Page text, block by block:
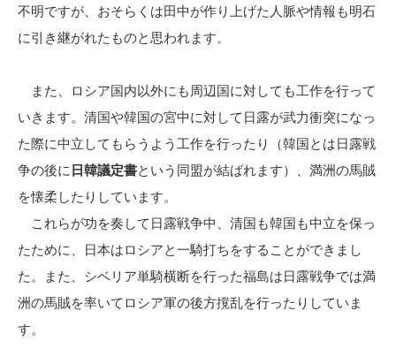
不明ですが、おそらくは田中が作り上げた人脈や情報も明石
に引き継がれたものと思われます。
また、ロシア国内以外にも周辺国に対しても工作を行って
いきます。清国や韓国の宮中に対して日露が武力衝突になっ
た際に中立してもらうよう工作を行ったり（韓国とは日露戦
争の後に 日韓議定書という同盟が結ばれます）、満洲の馬賊
を懐柔したりしています。
これらが功を奏して日露戦争中、清国も韓国も中立を保っ
たために、日本はロシアと一騎打ちをすることができまし
た。また、シベリア単騎横断を行った福島は日露戦争では満
洲の馬賊を率いてロシア軍の後方撹乱を行ったりしていま
す。